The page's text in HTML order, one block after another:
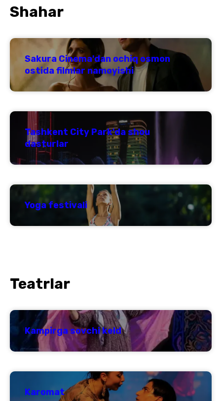
Shahar
Sakura Cinema'dan ochiq osmon
ostida filmlar namoyishi
Tashkent City Park'da shou
dasturlar
Yoga festivali
Teatrlar
Kampirga sovchi keld
Karomat